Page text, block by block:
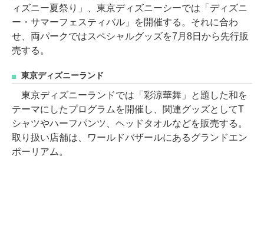
ィズニー夏祭り」、東京ディズニーシーでは「ディズニ
ー・サマーフェスティバル」を開催する。それに合わ
せ、両パークではスペシャルグッズを7月8日から先行販
売する。
東京ディズニーランド
東京ディズニーランドでは「彩涼華舞」と題した和を
テーマにしたプログラムを開催し、関連グッズとしてT
シャツやハーフパンツ、ヘッドタオルなどを販売する。
取り扱い店舗は、ワールドバザールにあるグランドエン
ポーリアム。